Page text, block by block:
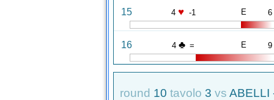
15 4 ♥ -1 E 6
16 4 ♣ = E 9
round 10 tavolo 3 vs ABELLI